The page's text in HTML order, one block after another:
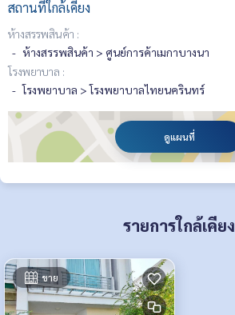
สถานที่ใกล้เคียง
ห้างสรรพสินค้า :
ห้างสรรพสินค้า > ศูนย์การค้าเมกาบางนา
โรงพยาบาล :
โรงพยาบาล > โรงพยาบาลไทยนครินทร์
ดูแผนที่
รายการใกล้เคียง
ขาย